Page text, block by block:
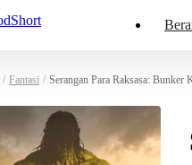
/ Fantasi / Serangan Para Raksasa: Bunker